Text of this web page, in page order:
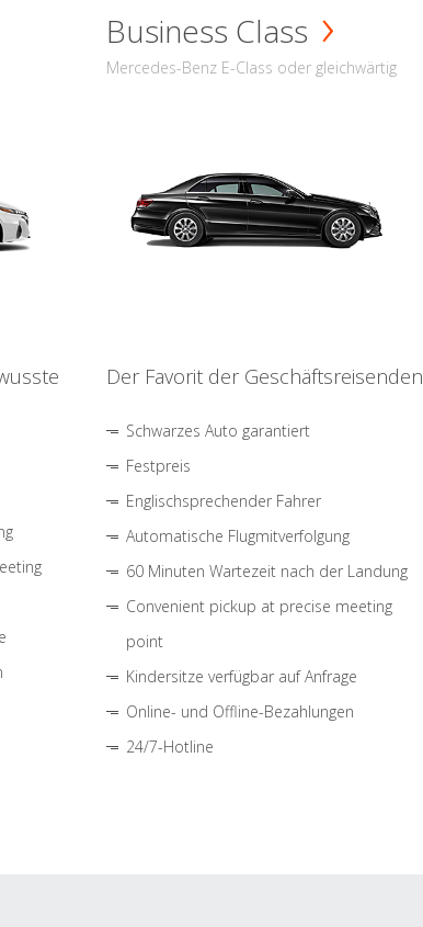
Business Class
Mercedes-Benz E-Class oder gleichwärtig
Der Favorit der Geschäftsreisenden
Schwarzes Auto garantiert
Festpreis
Englischsprechender Fahrer
Automatische Flugmitverfolgung
60 Minuten Wartezeit nach der Landung
Convenient pickup at precise meeting
point
Kindersitze verfügbar auf Anfrage
Online- und Offline-Bezahlungen
24/7-Hotline